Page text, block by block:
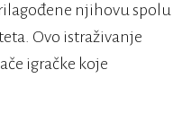
njihovu spolu
Ovo istraživanje
igračke koje